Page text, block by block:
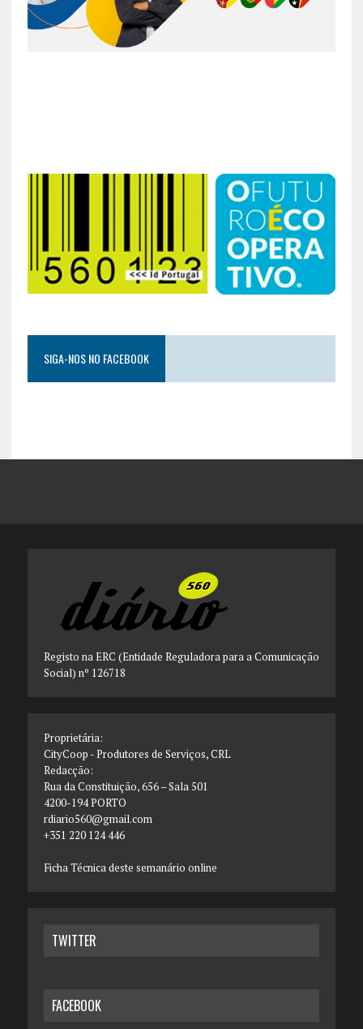
SIGA-NOS NO FACEBOOK
Registo na ERC (Entidade Reguladora para a Comunicação
Social) nº 126718
Proprietária:
CityCoop - Produtores de Serviços, CRL
Redacção:
Rua da Constituição, 656 – Sala 501
4200-194 PORTO
rdiario560@gmail.com
+351 220 124 446
Ficha Técnica deste semanário online
TWITTER
FACEBOOK